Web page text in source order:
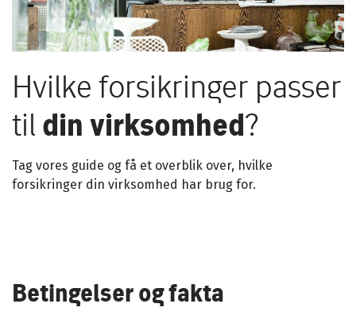
Hvilke forsikringer passer
til din virksomhed?
Tag vores guide og få et overblik over, hvilke
forsikringer din virksomhed har brug for.
Betingelser og fakta